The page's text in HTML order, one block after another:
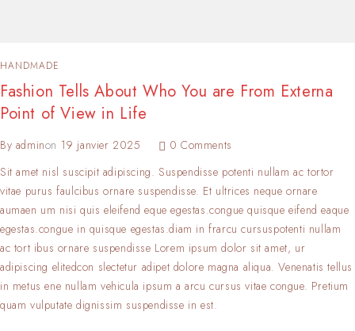
HANDMADE
Fashion Tells About Who You are From Externa
Point of View in Life
By adminon 19 janvier 2025
0 Comments
Sit amet nisl suscipit adipiscing. Suspendisse potenti nullam ac tortor
vitae purus faulcibus ornare suspendisse. Et ultrices neque ornare
aumaen um nisi quis eleifend eque egestas.congue quisque eifend eaque
egestas.congue in quisque egestas.diam in frarcu cursuspotenti nullam
ac tort ibus ornare suspendisse Lorem ipsum dolor sit amet, ur
adipiscing elitedcon slectetur adipet dolore magna aliqua. Venenatis tellus
in metus ene nullam vehicula ipsum a arcu cursus vitae congue. Pretium
quam vulputate dignissim suspendisse in est.